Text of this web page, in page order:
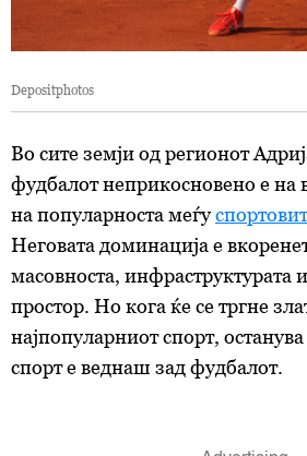
Depositphotos
Во сите земји од регионот
фудбалот неприкосновено е на
на популарноста меѓу
Неговата доминација е
масовноста, инфраструктурата
простор. Но кога ќе се тргне
најпопуларниот спорт,
спорт е веднаш зад фудбалот.